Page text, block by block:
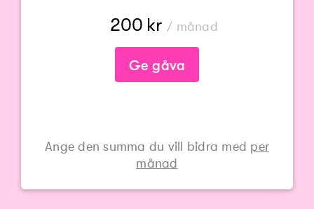
200 kr / månad
Ge gåva
Ange den summa du vill bidra med per
månad